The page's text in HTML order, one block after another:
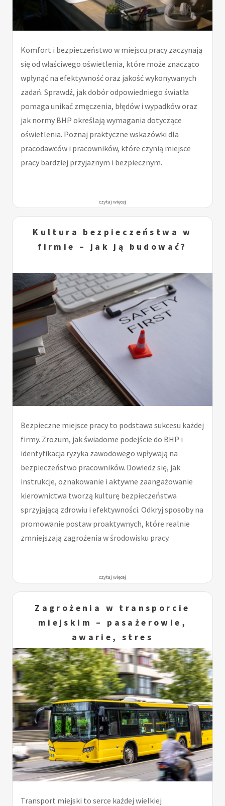
Komfort i bezpieczeństwo w miejscu pracy zaczynają
się od właściwego oświetlenia, które może znacząco
wpłynąć na efektywność oraz jakość wykonywanych
zadań. Sprawdź, jak dobór odpowiedniego światła
pomaga unikać zmęczenia, błędów i wypadków oraz
jak normy BHP określają wymagania dotyczące
oświetlenia. Poznaj praktyczne wskazówki dla
pracodawców i pracowników, które czynią miejsce
pracy bardziej przyjaznym i bezpiecznym.
czytaj więcej
Kultura bezpieczeństwa w
firmie – jak ją budować?
Bezpieczne miejsce pracy to podstawa sukcesu każdej
firmy. Zrozum, jak świadome podejście do BHP i
identyfikacja ryzyka zawodowego wpływają na
bezpieczeństwo pracowników. Dowiedz się, jak
instrukcje, oznakowanie i aktywne zaangażowanie
kierownictwa tworzą kulturę bezpieczeństwa
sprzyjającą zdrowiu i efektywności. Odkryj sposoby na
promowanie postaw proaktywnych, które realnie
zmniejszają zagrożenia w środowisku pracy.
czytaj więcej
Zagrożenia w transporcie
miejskim – pasażerowie,
awarie, stres
Transport miejski to serce każdej wielkiej